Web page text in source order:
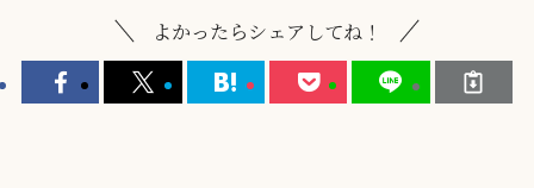
よかったらシェアしてね！